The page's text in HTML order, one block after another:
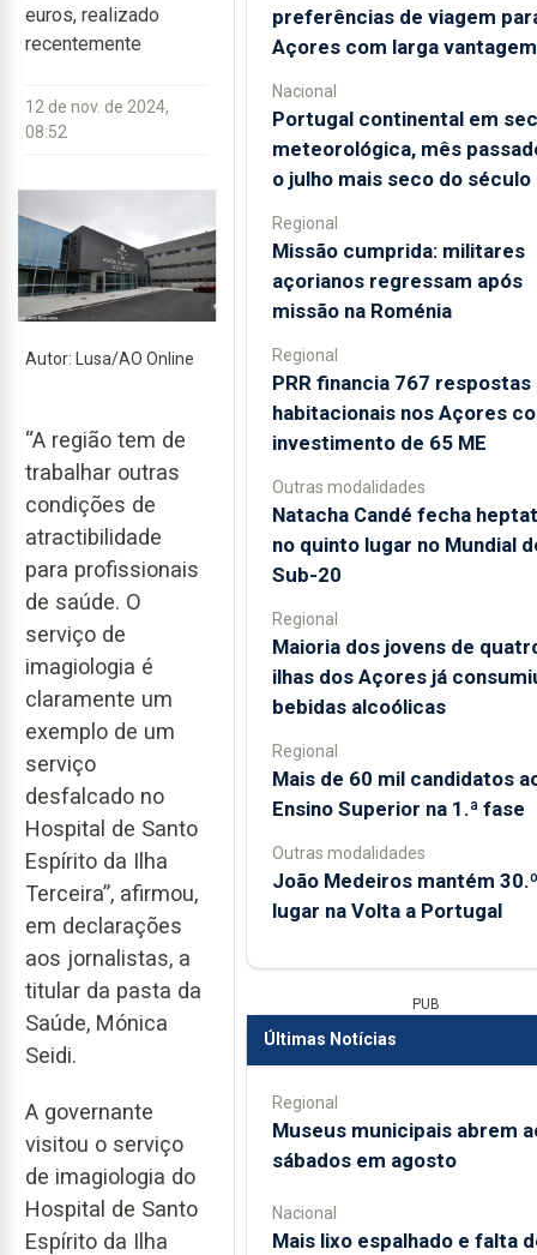
euros, realizado
recentemente
12 de nov. de 2024,
08:52
Autor: Lusa/AO Online
“A região tem de
trabalhar outras
condições de
atractibilidade
para profissionais
de saúde. O
serviço de
imagiologia é
claramente um
exemplo de um
serviço
desfalcado no
Hospital de Santo
Espírito da Ilha
Terceira”, afirmou,
em declarações
aos jornalistas, a
titular da pasta da
Saúde, Mónica
Seidi.
A governante
visitou o serviço
de imagiologia do
Hospital de Santo
Espírito da Ilha
preferências de viagem
Açores com larga vantagem
Nacional
Portugal continental em
meteorológica, mês
o julho mais seco do século
Regional
Missão cumprida: militares
açorianos regressam após
missão na Roménia
Regional
PRR financia 767 respostas
habitacionais nos Açores
investimento de 65 ME
Outras modalidades
Natacha Candé fecha
no quinto lugar no Mundial
Sub-20
Regional
Maioria dos jovens de
ilhas dos Açores já
bebidas alcoólicas
Regional
Mais de 60 mil candidatos
Ensino Superior na 1.ª fase
Outras modalidades
João Medeiros mantém 30.º
lugar na Volta a Portugal
PUB
Últimas Notícias
Regional
Museus municipais abrem
sábados em agosto
Nacional
Mais lixo espalhado e falta